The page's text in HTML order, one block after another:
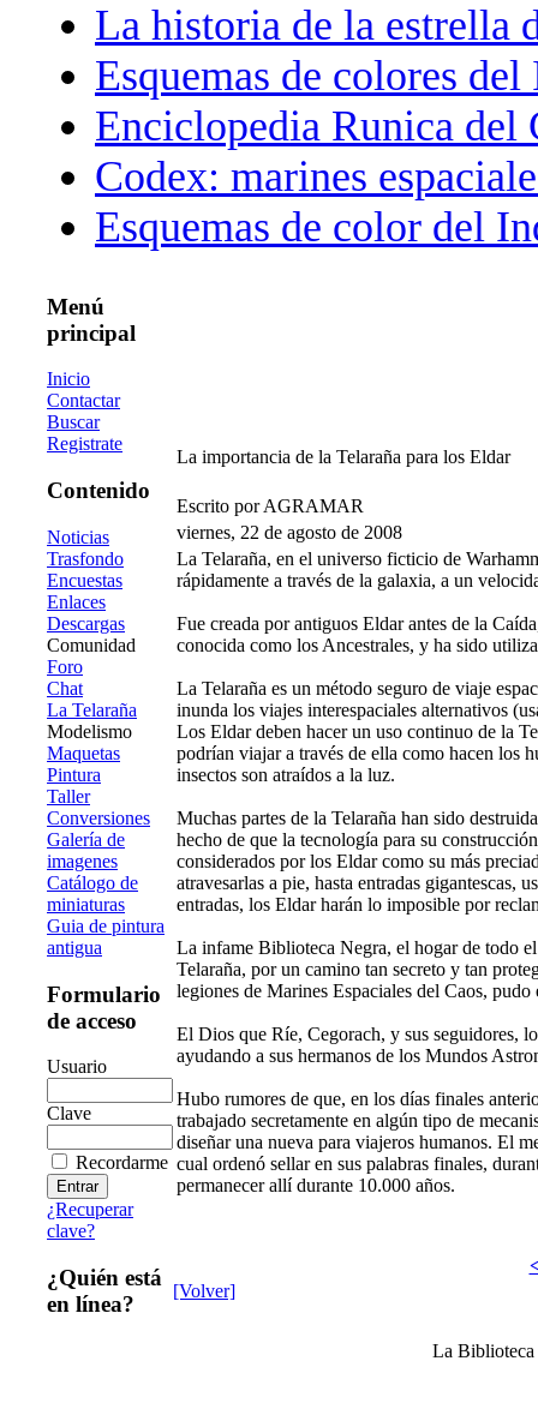
La historia de la estrella
Esquemas de colores
Enciclopedia Runica del
Codex: marines
Esquemas de color del
Menú
principal
Inicio
Contactar
Buscar
Registrate
Contenido
Noticias
Trasfondo
Encuestas
Enlaces
Descargas
Comunidad
Foro
Chat
La Telaraña
Modelismo
Maquetas
Pintura
Taller
Conversiones
Galería de
imagenes
Catálogo de
miniaturas
Guia de pintura
antigua
Formulario
de acceso
Usuario
Clave
Recordarme
¿Recuperar
clave?
¿Quién está
en línea?
La importancia de la Telaraña para los Eldar
Escrito por AGRAMAR
viernes, 22 de agosto de 2008
La Telaraña, en el universo ficticio de
rápidamente a través de la galaxia, a un
Fue creada por antiguos Eldar antes de la
conocida como los Ancestrales, y ha sido
La Telaraña es un método seguro de viaje
inunda los viajes interespaciales alternativos
Los Eldar deben hacer un uso continuo de la
podrían viajar a través de ella como hacen los
insectos son atraídos a la luz.
Muchas partes de la Telaraña han sido
hecho de que la tecnología para su
considerados por los Eldar como su más
atravesarlas a pie, hasta entradas gigantescas,
entradas, los Eldar harán lo imposible por
La infame Biblioteca Negra, el hogar de todo
Telaraña, por un camino tan secreto y tan
legiones de Marines Espaciales del Caos, pudo
El Dios que Ríe, Cegorach, y sus seguidores,
ayudando a sus hermanos de los Mundos
Hubo rumores de que, en los días finales
trabajado secretamente en algún tipo de
diseñar una nueva para viajeros humanos. El
cual ordenó sellar en sus palabras finales,
permanecer allí durante 10.000 años.
[Volver]
La